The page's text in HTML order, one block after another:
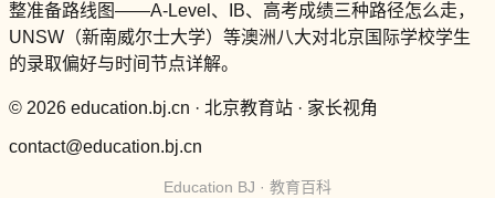
整准备路线图——A-Level、IB、高考成绩三种路径怎么走，
UNSW（新南威尔士大学）等澳洲八大对北京国际学校学生
的录取偏好与时间节点详解。
© 2026 education.bj.cn · 北京教育站 · 家长视角
contact@education.bj.cn
Education BJ · 教育百科